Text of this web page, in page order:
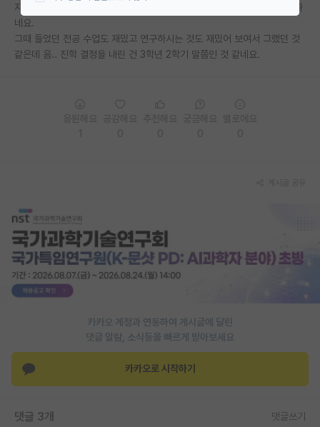
연구실(PI) 홍보 게시판
석박사 채용 정보 게시판
인문사회 계열 게시판
특수/전문대학원 게시판
반도체/AI 게시판
장학금/장학생 게시판
학술 정보 게시판
커리어
유학교육
지금 생각해보면 잘 다니면서 나름 만족하고 있어 화근이라고 할 수 없긴 하
네요.
그때 들었던 전공 수업도 재밌고 연구하시는 것도 재밌어 보여서 그랬던 것
같은데 음.. 진학 결정을 내린 건 3학년 2학기 말쯤인 것 같네요.
카카오 계정과 연동하여 게시글에 달린
댓글 알람, 소식등을 빠르게 받아보세요
카카오로 시작하기
댓글 3개 댓글쓰기